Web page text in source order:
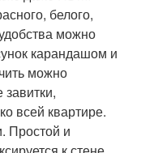
белого,
можно
карандашом и
можно
всей квартире.
Простой и